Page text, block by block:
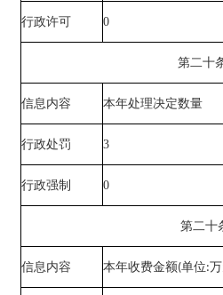
行政许可 0
第二十
信息内容 本年处理决定数量
行政处罚 3
行政强制 0
第二十
信息内容 本年收费金额(单位: